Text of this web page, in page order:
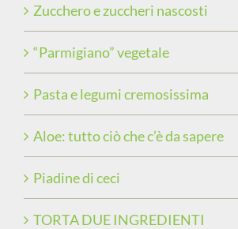
Zucchero e zuccheri nascosti
“Parmigiano” vegetale
Pasta e legumi cremosissima
Aloe: tutto ciò che c’è da sapere
Piadine di ceci
TORTA DUE INGREDIENTI